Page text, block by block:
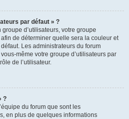
par défaut » ?
d’utilisateurs, votre groupe
de déterminer quelle sera la couleur et
Les administrateurs du forum
même votre groupe d’utilisateurs par
de l’utilisateur.
?
du forum que sont les
en plus de quelques informations